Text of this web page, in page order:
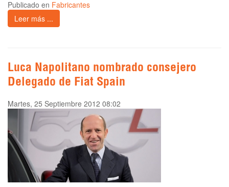
Publicado en Fabricantes
Leer más ...
Luca Napolitano nombrado consejero
Delegado de Fiat Spain
Martes, 25 Septiembre 2012 08:02